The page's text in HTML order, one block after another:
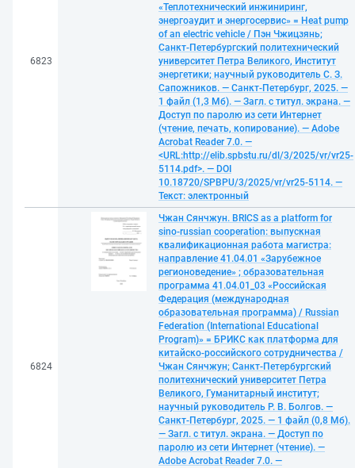
6823
«Теплотехнический инжиниринг,
энергоаудит и энергосервис» = Heat pump
of an electric vehicle / Пэн Чжицзянь;
Санкт-Петербургский политехнический
университет Петра Великого, Институт
энергетики; научный руководитель С. З.
Сапожников. — Санкт-Петербург, 2025. —
1 файл (1,3 Мб). — Загл. с титул. экрана. —
Доступ по паролю из сети Интернет
(чтение, печать, копирование). — Adobe
Acrobat Reader 7.0. —
<URL:http://elib.spbstu.ru/dl/3/2025/vr/vr25-
5114.pdf>. — DOI
10.18720/SPBPU/3/2025/vr/vr25-5114. —
Текст: электронный
6824
Чжан Сянчжун. BRICS as a platform for
sino-russian cooperation: выпускная
квалификационная работа магистра:
направление 41.04.01 «Зарубежное
регионоведение» ; образовательная
программа 41.04.01_03 «Российская
Федерация (международная
образовательная программа) / Russian
Federation (International Educational
Program)» = БРИКС как платформа для
китайско-российского сотрудничества /
Чжан Сянчжун; Санкт-Петербургский
политехнический университет Петра
Великого, Гуманитарный институт;
научный руководитель Р. В. Болгов. —
Санкт-Петербург, 2025. — 1 файл (0,8 Мб).
— Загл. с титул. экрана. — Доступ по
паролю из сети Интернет (чтение). —
Adobe Acrobat Reader 7.0. —